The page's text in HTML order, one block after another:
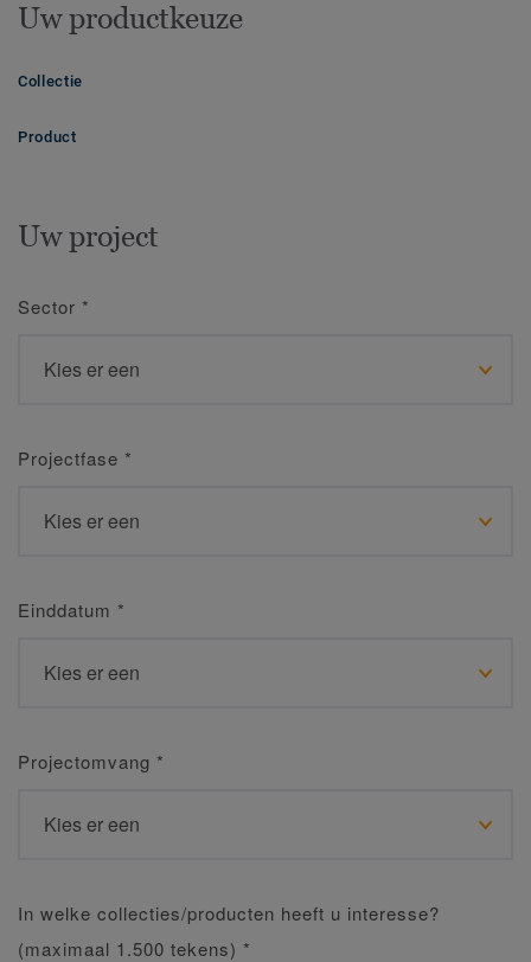
Uw productkeuze
Collectie
Product
Uw project
Sector *
Projectfase *
Einddatum *
Projectomvang *
In welke collecties/producten heeft u interesse?
(maximaal 1.500 tekens) *